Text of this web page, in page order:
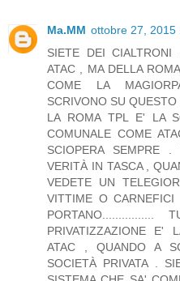
Ma.MM ottobre 27, 2015
SIETE DEI
ATAC , MA DELLA
COME LA
SCRIVONO SU
LA ROMA TPL E' LA
COMUNALE COME
SCIOPERA SEMPRE
VERITÀ IN TASCA ,
VEDETE UN
VITTIME O
PRIVATIZZAZIONE E'
ATAC , QUANDO A
SOCIETÀ PRIVATA .